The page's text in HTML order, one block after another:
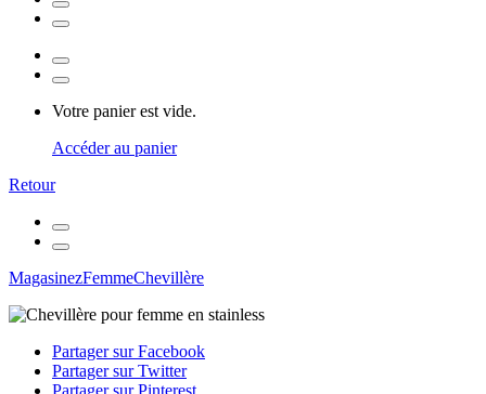
Votre panier est vide.
Accéder au panier
Retour
MagasinezFemmeChevillère
Partager sur Facebook
Partager sur Twitter
Partager sur Pinterest